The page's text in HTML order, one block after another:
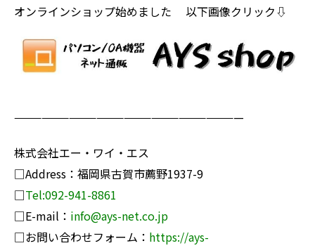
オンラインショップ始めました 以下画像クリック⇩
—————————————————————————
株式会社エー・ワイ・エス
□Address：福岡県古賀市薦野1937-9
□Tel:092-941-8861
□E-mail： info@ays-net.co.jp
□お問い合わせフォーム： https://ays-